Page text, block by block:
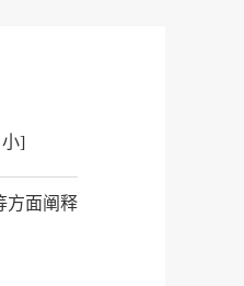
小]
方面阐释